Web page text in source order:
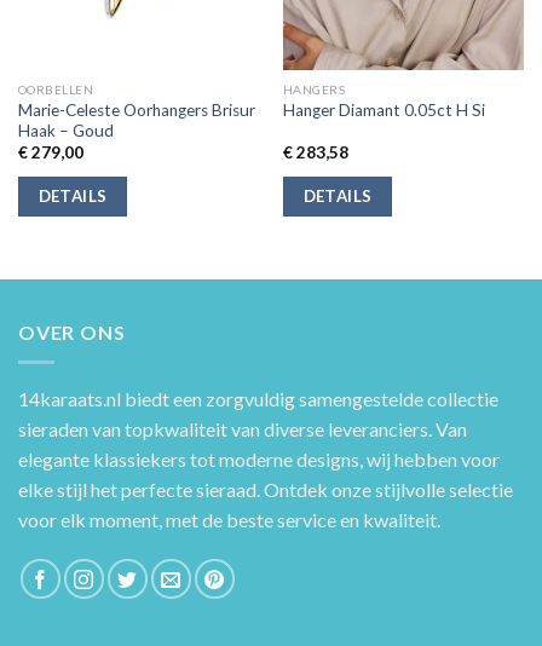
OORBELLEN
Marie-Celeste Oorhangers Brisur
Haak – Goud
€279,00
DETAILS
HANGERS
Hanger Diamant 0.05ct H Si
€283,58
DETAILS
OVER ONS
14karaats.nl biedt een zorgvuldig samengestelde collectie
sieraden van topkwaliteit van diverse leveranciers. Van
elegante klassiekers tot moderne designs, wij hebben voor
elke stijl het perfecte sieraad. Ontdek onze stijlvolle selectie
voor elk moment, met de beste service en kwaliteit.